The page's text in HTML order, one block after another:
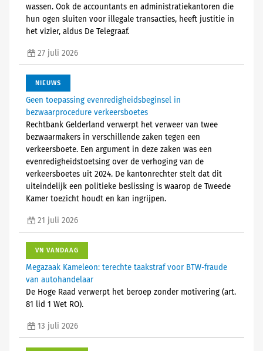
wassen. Ook de accountants en administratiekantoren die
hun ogen sluiten voor illegale transacties, heeft justitie in
het vizier, aldus De Telegraaf.
27 juli 2026
NIEUWS
Geen toepassing evenredigheidsbeginsel in
bezwaarprocedure verkeersboetes
Rechtbank Gelderland verwerpt het verweer van twee
bezwaarmakers in verschillende zaken tegen een
verkeersboete. Een argument in deze zaken was een
evenredigheidstoetsing over de verhoging van de
verkeersboetes uit 2024. De kantonrechter stelt dat dit
uiteindelijk een politieke beslissing is waarop de Tweede
Kamer toezicht houdt en kan ingrijpen.
21 juli 2026
VN VANDAAG
Megazaak Kameleon: terechte taakstraf voor BTW-fraude
van autohandelaar
De Hoge Raad verwerpt het beroep zonder motivering (art.
81 lid 1 Wet RO).
13 juli 2026